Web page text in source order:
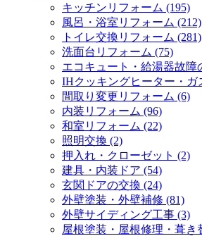
キッチンリフォーム (195)
風呂・浴室リフォーム (212)
トイレ交換リフォーム (281)
洗面台リフォーム (75)
エコキュート・給湯器故障
IHクッキングヒーター・ガ
間取り変更リフォーム (6)
内装リフォーム (96)
和室リフォーム (22)
照明交換 (2)
押入れ・クローゼット (2)
建具・内装ドア (54)
玄関ドアの交換 (24)
外壁塗装・外壁補修 (81)
外壁サイディング工事 (3)
屋根塗装・屋根修理・葺き